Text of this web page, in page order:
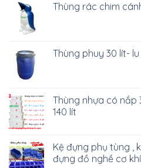
Thùng rác chim
Thùng phuy 30 lít- lu
Thùng nhựa có nắp
140 lít
Kệ đựng phụ tùng ,
đựng đồ nghề cơ